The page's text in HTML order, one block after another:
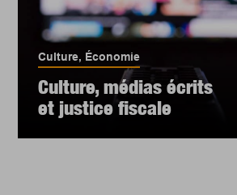
Culture, Économie
Culture, médias écrits
et justice fiscale